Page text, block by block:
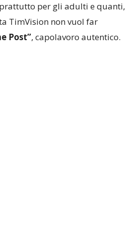
per gli adulti e quanti,
TimVision non vuol far
Post”, capolavoro autentico.